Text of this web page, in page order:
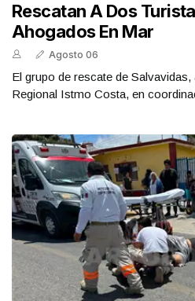
Rescatan A Dos
Ahogados En Mar
Agosto 06
El grupo de rescate de
Regional Istmo Costa, en